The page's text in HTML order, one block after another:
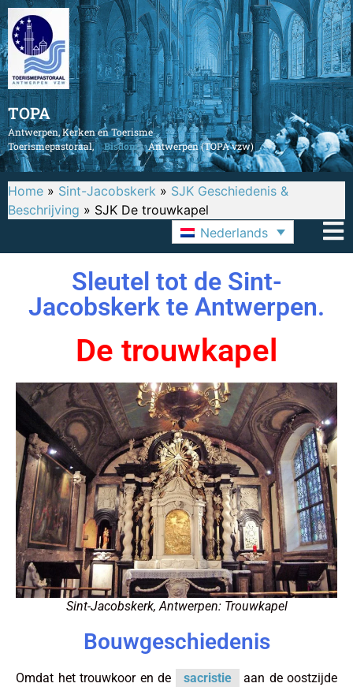
TOPA
Antwerpen, Kerken en Toerisme
Toerismepastoraal,
Bisdom Antwerpen (TOPA vzw)
Home » Sint-Jacobskerk » SJK Geschiedenis &
Beschrijving » SJK De trouwkapel
Nederlands
Sleutel tot de Sint-
Jacobskerk te Antwerpen.
De trouwkapel
Sint-Jacobskerk, Antwerpen: Trouwkapel
Bouwgeschiedenis
Omdat het trouwkoor en de sacristie
aan de oostzijde